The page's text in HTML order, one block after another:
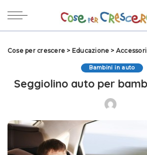
Cose per crescere > Educazione > Accessori per
Bambini in auto
Seggiolino auto per